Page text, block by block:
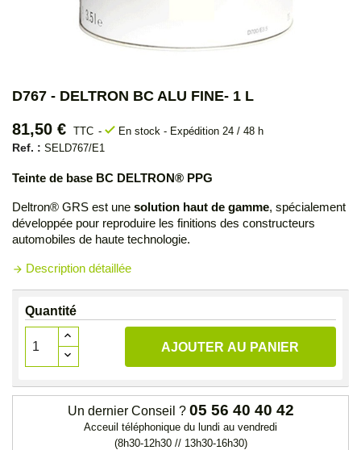
D767 - DELTRON BC ALU FINE- 1 L
81,50 € TTC check En stock - Expédition 24 / 48 h
Ref. : SELD767/E1
Teinte de base BC DELTRON® PPG
Deltron® GRS est une solution haut de gamme, spécialement
développée pour reproduire les finitions des constructeurs
automobiles de haute technologie.
arrow_forward Description détaillée
Quantité
AJOUTER AU PANIER
Un dernier Conseil ? 05 56 40 40 42
Acceuil téléphonique du lundi au vendredi
(8h30-12h30 // 13h30-16h30)